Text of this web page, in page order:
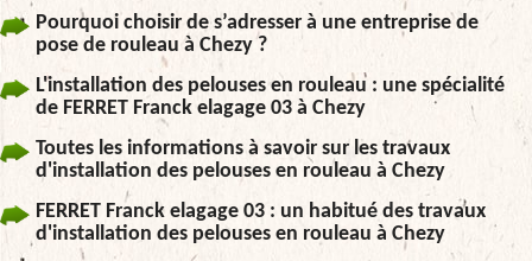
Pourquoi choisir de s’adresser à une entreprise de
pose de rouleau à Chezy ?
L'installation des pelouses en rouleau : une spécialité
de FERRET Franck elagage 03 à Chezy
Toutes les informations à savoir sur les travaux
d'installation des pelouses en rouleau à Chezy
FERRET Franck elagage 03 : un habitué des travaux
d'installation des pelouses en rouleau à Chezy